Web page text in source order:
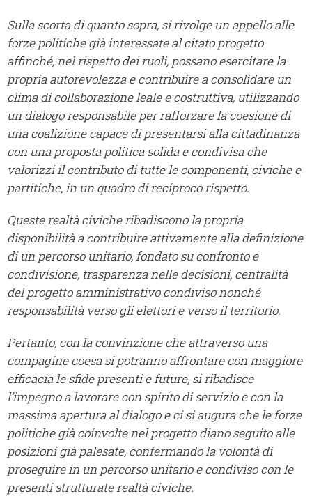
Sulla scorta di quanto sopra, si rivolge un appello alle
forze politiche già interessate al citato progetto
affinché, nel rispetto dei ruoli, possano esercitare la
propria autorevolezza e contribuire a consolidare un
clima di collaborazione leale e costruttiva, utilizzando
un dialogo responsabile per rafforzare la coesione di
una coalizione capace di presentarsi alla cittadinanza
con una proposta politica solida e condivisa che
valorizzi il contributo di tutte le componenti, civiche e
partitiche, in un quadro di reciproco rispetto.
Queste realtà civiche ribadiscono la propria
disponibilità a contribuire attivamente alla definizione
di un percorso unitario, fondato su confronto e
condivisione, trasparenza nelle decisioni, centralità
del progetto amministrativo condiviso nonché
responsabilità verso gli elettori e verso il territorio.
Pertanto, con la convinzione che attraverso una
compagine coesa si potranno affrontare con maggiore
efficacia le sfide presenti e future, si ribadisce
l’impegno a lavorare con spirito di servizio e con la
massima apertura al dialogo e ci si augura che le forze
politiche già coinvolte nel progetto diano seguito alle
posizioni già palesate, confermando la volontà di
proseguire in un percorso unitario e condiviso con le
presenti strutturate realtà civiche.